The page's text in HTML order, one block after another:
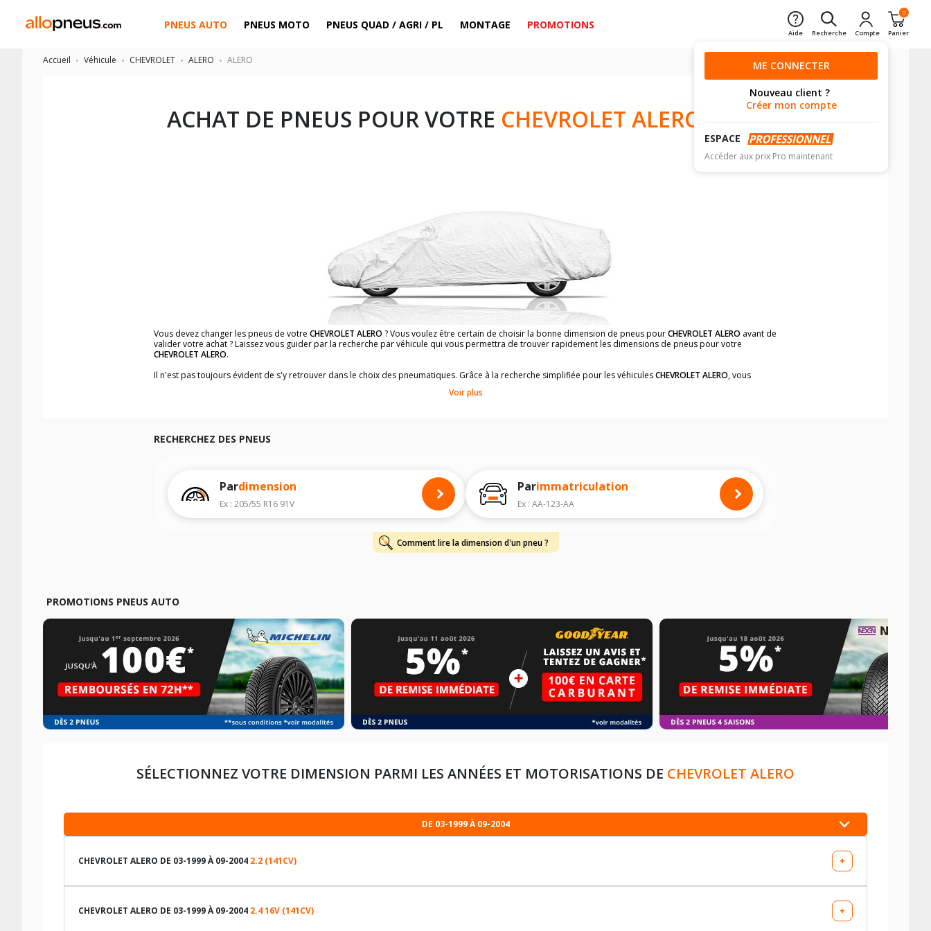
PNEUS AUTO PNEUS MOTO PNEUS QUAD / AGRI / PL MONTAGE PROMOTIONS
Aide Recherche Compte
0
Panier
ME CONNECTER
Nouveau client ?
Créer mon compte
ESPACE
Accéder aux prix Pro maintenant
Accueil Véhicule CHEVROLET ALERO ALERO
ACHAT DE PNEUS POUR VOTRE CHEVROLET ALERO
Vous devez changer les pneus de votre CHEVROLET ALERO ? Vous voulez être certain de choisir la bonne dimension de pneus pourCHEVROLET ALERO avant de
valider votre achat ? Laissez vous guider par la recherche par véhicule qui vous permettra de trouver rapidement les dimensions de pneus pour votre
CHEVROLET ALERO.
Il n'est pas toujours évident de s'y retrouver dans le choix des pneumatiques. Grâce à la recherche simplifiée pour les véhiculesCHEVROLET ALERO, vous
Vous ne savez pas comment trouver les dimensions de vos pneus ? Ces informations sont indiquées sur le flanc des pneumatiques, dans le carnet de bord du
véhicule, sans oublier les indices de charge et de vitesse, indispensables pour que votre dimension soit complète.
Voir plus
RECHERCHEZ DES PNEUS
Pardimension
Ex : 205/55 R16 91V
Parimmatriculation
Ex : AA-123-AA
Comment lire la dimension d'un pneu ?
PROMOTIONS PNEUS AUTO
SÉLECTIONNEZ VOTRE DIMENSION PARMI LES ANNÉES ET MOTORISATIONS DE CHEVROLET ALERO
DE 03-1999 À 09-2004
CHEVROLET ALERO DE 03-1999 À 09-2004 2.2 (141CV) +
LES DIMENSIONS COMPATIBLES
CHEVROLET ALERO DE 03-1999 À 09-2004 2.4 16V (141CV) +